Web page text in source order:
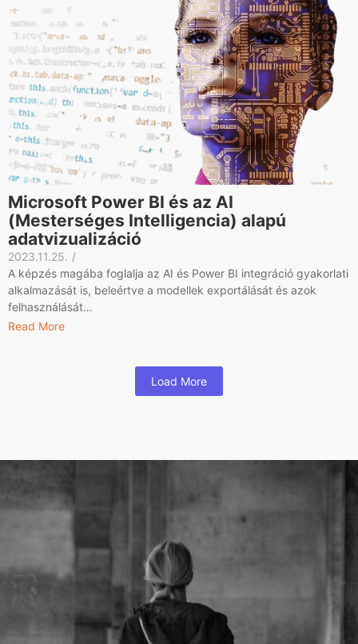
Microsoft Power BI és az AI
(Mesterséges Intelligencia) alapú
adatvizualizáció
2023.11.25. /
A képzés magába foglalja az AI és Power BI integráció gyakorlati
alkalmazását is, beleértve a modellek exportálását és azok
felhasználását…
Read More
Load More